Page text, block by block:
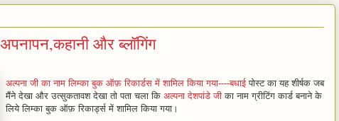
और ब्लॉगिंग
अल्पना जी का नाम लिम्का बुक ऑफ़ रिकार्डस में शामिल किया गया----बधाईपोस्ट का यह शीर्षक जब
मैंने देखा और उत्सुकतावश देखा तो पता चला कि अल्पना देशपांडे जी का नाम ग्रीटिंग कार्ड बनाने के
लिये लिम्का बुक ऑफ़ रिकार्ड्स में शामिल किया गया।